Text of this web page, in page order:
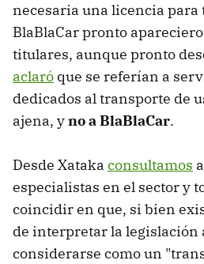
necesaria una licencia
BlaBlaCar pronto
titulares, aunque pronto
aclaró que se referían a
dedicados al transporte de
ajena, yno a BlaBlaCar.
Desde Xataka consultamos
especialistas en el sector y
coincidir en que, si bien
de interpretar la legislación
considerarse como un